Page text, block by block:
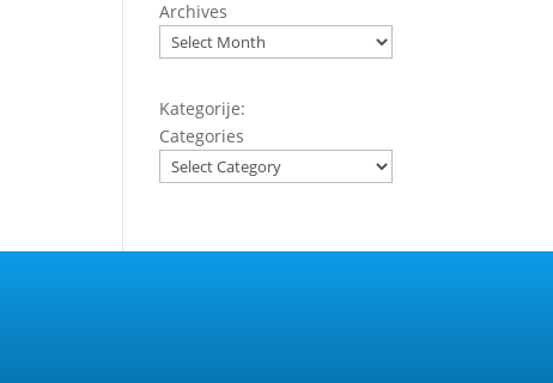
Archives
Kategorije:
Categories